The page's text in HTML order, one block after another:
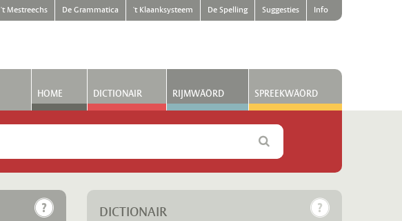
't Mestreechs De Grammatica 't Klaanksysteem De Spelling Suggesties Info
HOME DICTIONAIR RIJMWÄÖRD SPREEKWÄÖRD
DICTIONAIR